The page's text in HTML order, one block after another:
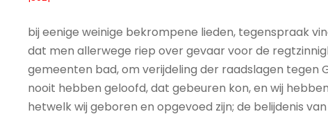
bij eenige weinige bekrompene lieden, tegenspraak
dat men allerwege riep over gevaar voor de
gemeenten bad, om verijdeling der raadslagen tegen
nooit hebben geloofd, dat gebeuren kon, en wij
hetwelk wij geboren en opgevoed zijn; de belijdenis